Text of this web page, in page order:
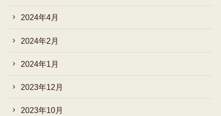
2024年4月
2024年2月
2024年1月
2023年12月
2023年10月